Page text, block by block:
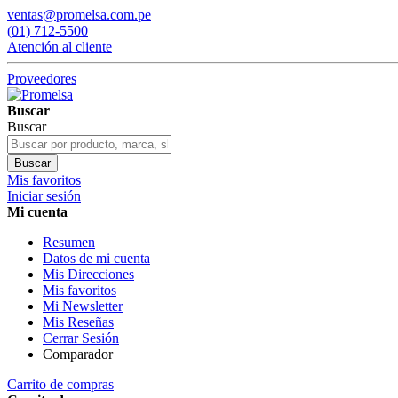
ventas@promelsa.com.pe
(01) 712-5500
Atención al cliente
Proveedores
Buscar
Buscar
Buscar
Mis favoritos
Iniciar sesión
Mi cuenta
Resumen
Datos de mi cuenta
Mis Direcciones
Mis favoritos
Mi Newsletter
Mis Reseñas
Cerrar Sesión
Comparador
Carrito de compras